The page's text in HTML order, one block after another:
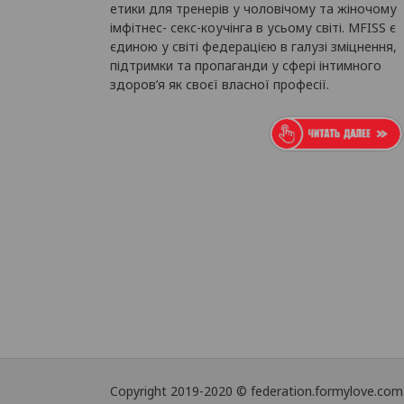
етики для тренерів у чоловічому та жіночому
імфітнес- секс-коучінга в усьому світі. MFISS є
єдиною у світі федерацією в галузі зміцнення,
підтримки та пропаганди у сфері інтимного
здоров’я як своєї власної професії.
Copyright 2019-2020 ©